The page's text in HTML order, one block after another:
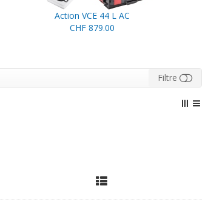
Action VCE 44 L AC
CHF 879.00
Filtre